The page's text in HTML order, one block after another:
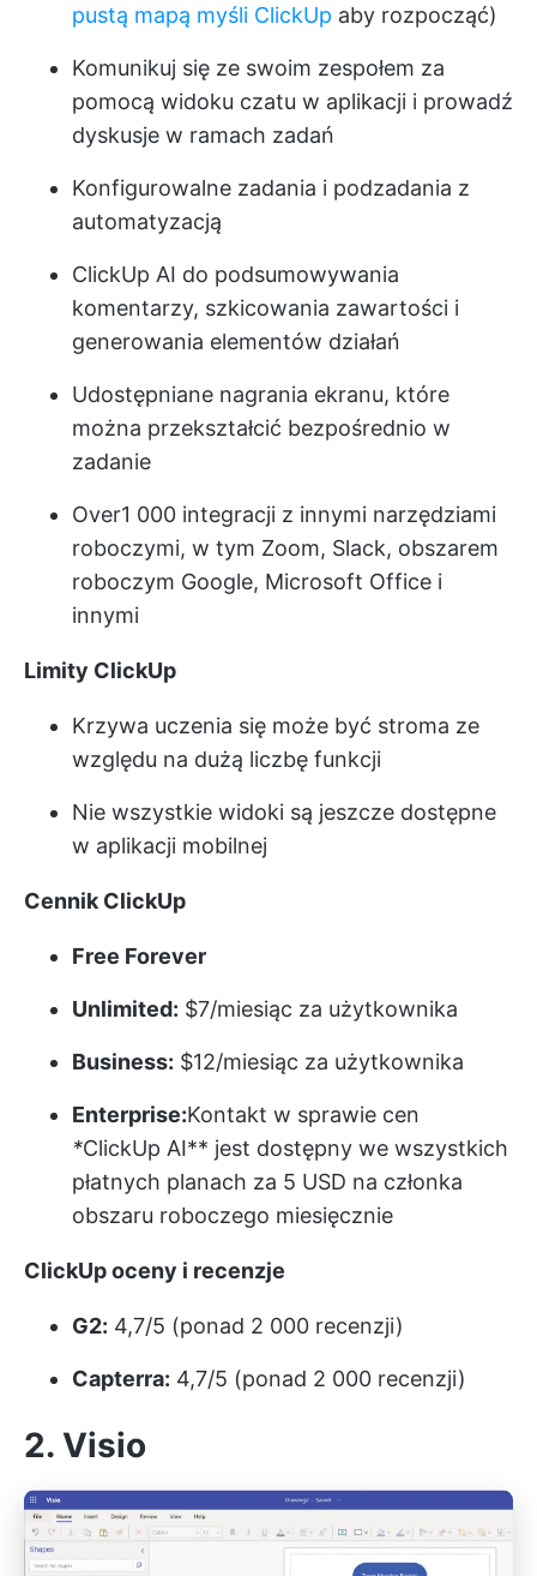
pustą mapą myśli ClickUp aby rozpocząć)
Komunikuj się ze swoim zespołem za
pomocą widoku czatu w aplikacji i prowadź
dyskusje w ramach zadań
Konfigurowalne zadania i podzadania z
automatyzacją
ClickUp AI do podsumowywania
komentarzy, szkicowania zawartości i
generowania elementów działań
Udostępniane nagrania ekranu, które
można przekształcić bezpośrednio w
zadanie
Over1 000 integracji z innymi narzędziami
roboczymi, w tym Zoom, Slack, obszarem
roboczym Google, Microsoft Office i
innymi
Limity ClickUp
Krzywa uczenia się może być stroma ze
względu na dużą liczbę funkcji
Nie wszystkie widoki są jeszcze dostępne
w aplikacji mobilnej
Cennik ClickUp
Free Forever
Unlimited: $7/miesiąc za użytkownika
Business: $12/miesiąc za użytkownika
Enterprise:Kontakt w sprawie cen
*ClickUp AI** jest dostępny we wszystkich
płatnych planach za 5 USD na członka
obszaru roboczego miesięcznie
ClickUp oceny i recenzje
G2: 4,7/5 (ponad 2 000 recenzji)
Capterra: 4,7/5 (ponad 2 000 recenzji)
2. Visio